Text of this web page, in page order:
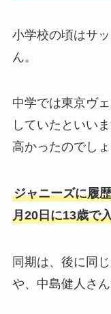
小学校の頃はサ
ん。
中学では東京ヴ
していたといい
高かったのでしょ
ジャニーズに履
月20日に13歳で
同期は、後に同
や、中島健人さん